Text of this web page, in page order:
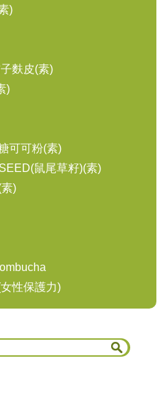
)
麩皮(素)
)
可可粉(素)
鼠尾草籽)(素)
)
性保護力)